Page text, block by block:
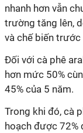
nhanh hơn vẫn
trường tăng lên,
và chế biến
Đối với cà phê
hơn mức 50%
45% của 5 năm.
Trong khi đó, cà
hoạch được 72%